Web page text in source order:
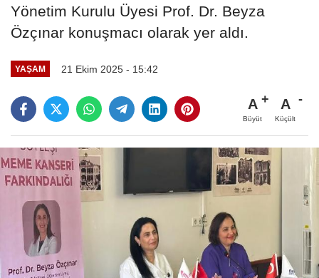
Yönetim Kurulu Üyesi Prof. Dr. Beyza
Özçınar konuşmacı olarak yer aldı.
YAŞAM 21 Ekim 2025 - 15:42
A
Büyüt
A
Küçült